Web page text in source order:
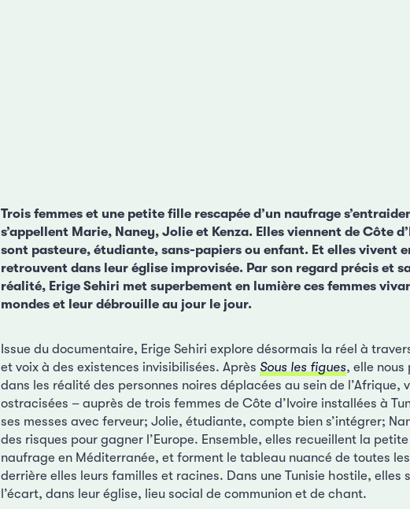
Trois femmes et une petite fille rescapée d’un naufrage
s’appellent Marie, Naney, Jolie et Kenza. Elles viennent de Côte
sont pasteure, étudiante, sans-papiers ou enfant. Et elles vivent
retrouvent dans leur église improvisée. Par son regard précis et
réalité, Erige Sehiri met superbement en lumière ces femmes
mondes et leur débrouille au jour le jour.
Issue du documentaire, Erige Sehiri explore désormais la réel à
et voix à des existences invisibilisées. Après Sous les figues, elle nous
dans les réalité des personnes noires déplacées au sein de l’Afrique,
ostracisées – auprès de trois femmes de Côte d’Ivoire installées à
ses messes avec ferveur; Jolie, étudiante, compte bien s’intégrer;
des risques pour gagner l’Europe. Ensemble, elles recueillent la
naufrage en Méditerranée, et forment le tableau nuancé de toutes
derrière elles leurs familles et racines. Dans une Tunisie hostile, elles
l’écart, dans leur église, lieu social de communion et de chant.